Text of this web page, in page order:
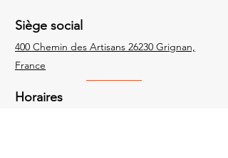
Siège social
400 Chemin des Artisans 26230 Grignan,
France
Horaires